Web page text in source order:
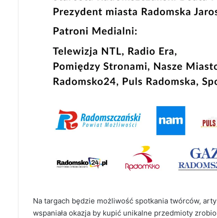
Na targach będzie możliwość spotkania twórców,
wspaniała okazja by kupić unikalne przedmioty